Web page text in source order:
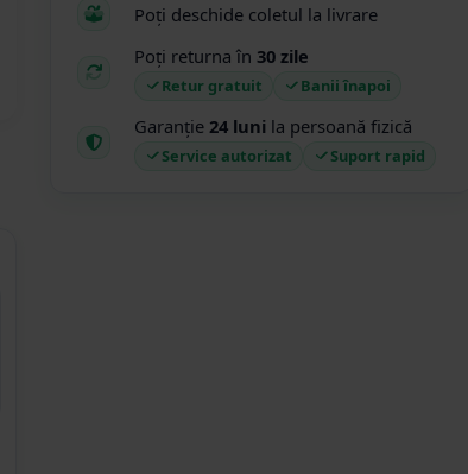
Poți deschide coletul la livrare
Poți returna în 30 zile
Retur gratuit Banii înapoi
Garanție 24 luni la persoană fizică
Service autorizat Suport rapid